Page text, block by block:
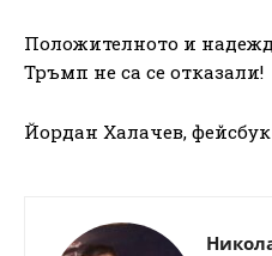
Положителното и
Тръмп не са се отказали!
Йордан Халачев, фейсбук